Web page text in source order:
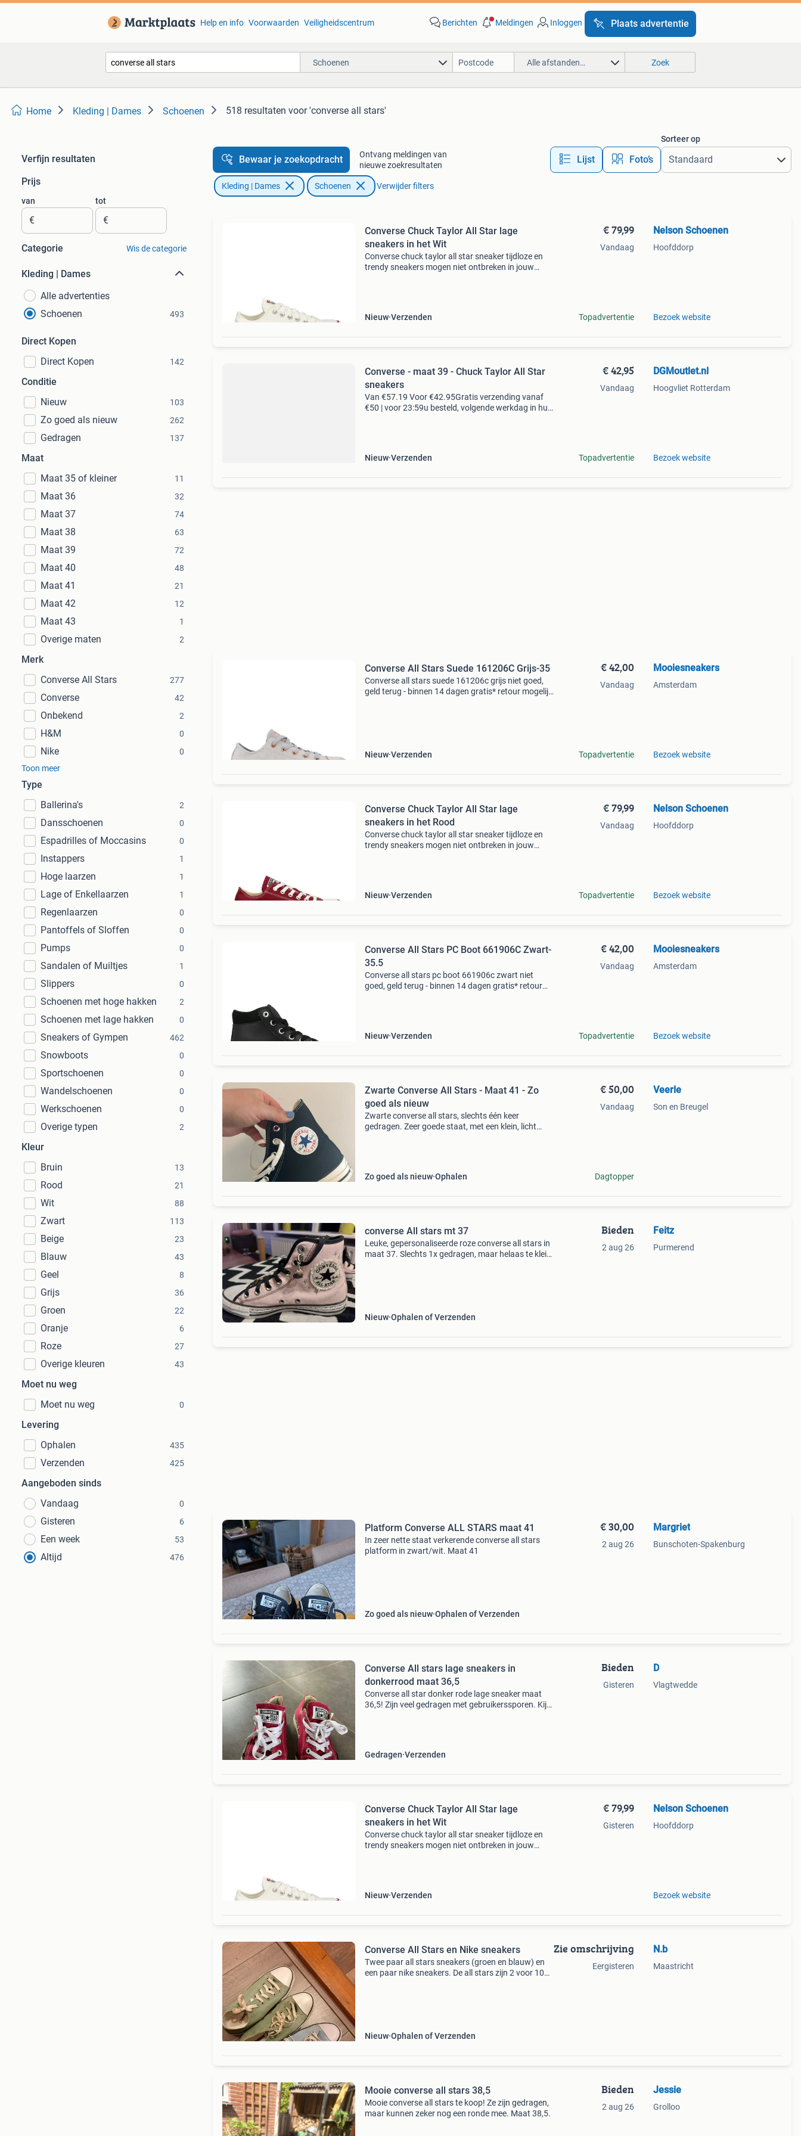
Help en info Voorwaarden Veiligheidscentrum Berichten Meldingen Inloggen Plaats advertentie
Schoenen Alle afstanden… Zoek
Home Kleding | Dames Schoenen 518 resultaten voor 'converse all stars'
Verfijn resultaten
Prijs
van
€
tot
€
Categorie Wis de categorie
Kleding | Dames
Alle advertenties
Schoenen
493
Direct Kopen
Direct Kopen
142
Conditie
Nieuw
103
Zo goed als nieuw 262
Gedragen 137
Maat
Maat 35 of kleiner
11
Maat 36 32
Maat 37 74
Maat 38 63
Maat 39 72
Maat 40 48
Maat 41 21
Maat 42 12
Maat 43 1
Overige maten 2
Merk
Converse All Stars
277
Converse 42
Onbekend 2
H&M 0
Nike
0
Toon meer
Type
Ballerina's
2
Dansschoenen 0
Espadrilles of Moccasins 0
Instappers 1
Hoge laarzen 1
Lage of Enkellaarzen 1
Regenlaarzen 0
Pantoffels of Sloffen 0
Pumps 0
Sandalen of Muiltjes 1
Slippers 0
Schoenen met hoge hakken 2
Schoenen met lage hakken 0
Sneakers of Gympen 462
Snowboots 0
Sportschoenen 0
Wandelschoenen 0
Werkschoenen 0
Overige typen 2
Kleur
Bruin
13
Rood 21
Wit 88
Zwart 113
Beige 23
Blauw 43
Geel 8
Grijs 36
Groen 22
Oranje 6
Roze 27
Overige kleuren 43
Moet nu weg
Moet nu weg
0
Levering
Ophalen
435
Verzenden 425
Aangeboden sinds
Vandaag
0
Gisteren 6
Een week 53
Altijd 476
Bewaar je zoekopdracht
Ontvang meldingen van
nieuwe zoekresultaten
Lijst Foto’s
Sorteer op
Kleding | Dames Schoenen Verwijder filters
Converse Chuck Taylor All Star lage
sneakers in het Wit
Converse chuck taylor all star sneaker tijdloze en
trendy sneakers mogen niet ontbreken in jouw
Nieuw Verzenden
€ 79,99
Vandaag
Topadvertentie
Nelson Schoenen
Hoofddorp
Bezoek website
Converse - maat 39 - Chuck Taylor All Star
sneakers
Van €57.19 Voor €42.95Gratis verzending vanaf
€50 | voor 23:59u besteld, volgende werkdag in huis
Nieuw Verzenden
€ 42,95
Vandaag
Topadvertentie
DGMoutlet.nl
Hoogvliet Rotterdam
Bezoek website
Converse All Stars Suede 161206C Grijs-35
Converse all stars suede 161206c grijs niet goed,
geld terug - binnen 14 dagen gratis* retour mogelijk
Nieuw Verzenden
€ 42,00
Vandaag
Topadvertentie
Mooiesneakers
Amsterdam
Bezoek website
Converse Chuck Taylor All Star lage
sneakers in het Rood
Converse chuck taylor all star sneaker tijdloze en
trendy sneakers mogen niet ontbreken in jouw
Nieuw Verzenden
€ 79,99
Vandaag
Topadvertentie
Nelson Schoenen
Hoofddorp
Bezoek website
Converse All Stars PC Boot 661906C Zwart-
35.5
Converse all stars pc boot 661906c zwart niet
goed, geld terug - binnen 14 dagen gratis* retour
Nieuw Verzenden
€ 42,00
Vandaag
Topadvertentie
Mooiesneakers
Amsterdam
Bezoek website
Zwarte Converse All Stars - Maat 41 - Zo
goed als nieuw
Zwarte converse all stars, slechts één keer
gedragen. Zeer goede staat, met een klein, licht
Zo goed als nieuw Ophalen
€ 50,00
Vandaag
Dagtopper
Veerle
Son en Breugel
converse All stars mt 37
Leuke, gepersonaliseerde roze converse all stars in
maat 37. Slechts 1x gedragen, maar helaas te klein
Nieuw Ophalen of Verzenden
Bieden
2 aug 26
Feitz
Purmerend
Platform Converse ALL STARS maat 41
In zeer nette staat verkerende converse all stars
platform in zwart/wit. Maat 41
Zo goed als nieuw Ophalen of Verzenden
€ 30,00
2 aug 26
Margriet
Bunschoten-Spakenburg
Converse All stars lage sneakers in
donkerrood maat 36,5
Converse all star donker rode lage sneaker maat
36,5! Zijn veel gedragen met gebruikerssporen. Kijk
Gedragen Verzenden
Bieden
Gisteren
D
Vlagtwedde
Converse Chuck Taylor All Star lage
sneakers in het Wit
Converse chuck taylor all star sneaker tijdloze en
trendy sneakers mogen niet ontbreken in jouw
Nieuw Verzenden
€ 79,99
Gisteren
Nelson Schoenen
Hoofddorp
Bezoek website
Converse All Stars en Nike sneakers
Twee paar all stars sneakers (groen en blauw) en
een paar nike sneakers. De all stars zijn 2 voor 10
Nieuw Ophalen of Verzenden
Zie omschrijving
Eergisteren
N.b
Maastricht
Mooie converse all stars 38,5
Mooie converse all stars te koop! Ze zijn gedragen,
maar kunnen zeker nog een ronde mee. Maat 38,5.
Bieden
2 aug 26
Jessie
Grolloo